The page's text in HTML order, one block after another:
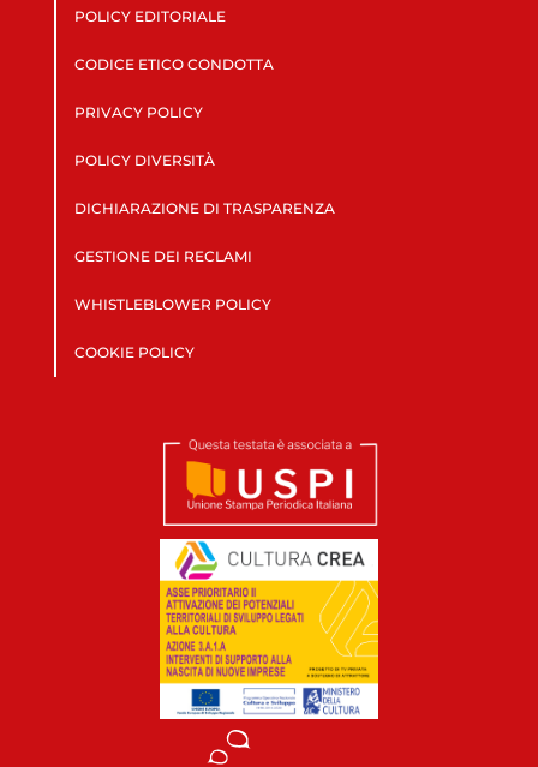
POLICY EDITORIALE
CODICE ETICO CONDOTTA
PRIVACY POLICY
POLICY DIVERSITÀ
DICHIARAZIONE DI TRASPARENZA
GESTIONE DEI RECLAMI
WHISTLEBLOWER POLICY
COOKIE POLICY